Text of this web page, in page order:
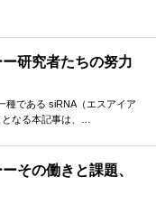
研究者たちの努力
種である siRNA（エスアイア
なる本記事は、…
その働きと課題、